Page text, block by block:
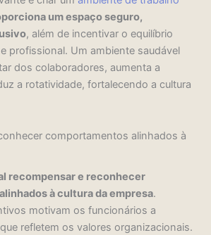
um espaço seguro,
, além de incentivar o equilíbrio
profissional. Um ambiente saudável
dos colaboradores, aumenta a
a rotatividade, fortalecendo a cultura
comportamentos alinhados à
recompensar e reconhecer
à cultura da empresa.
motivam os funcionários a
refletem os valores organizacionais.